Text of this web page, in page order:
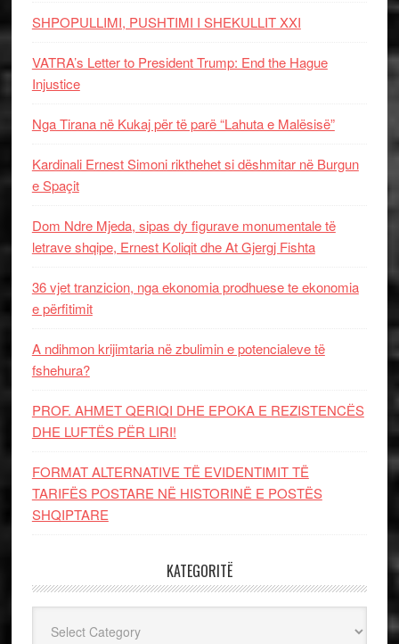
SHPOPULLIMI, PUSHTIMI I SHEKULLIT XXI
VATRA’s Letter to President Trump: End the Hague
Injustice
Nga Tirana në Kukaj për të parë “Lahuta e Malësisë”
Kardinali Ernest Simoni rikthehet si dëshmitar në Burgun
e Spaçit
Dom Ndre Mjeda, sipas dy figurave monumentale të
letrave shqipe, Ernest Koliqit dhe At Gjergj Fishta
36 vjet tranzicion, nga ekonomia prodhuese te ekonomia
e përfitimit
A ndihmon krijimtaria në zbulimin e potencialeve të
fshehura?
PROF. AHMET QERIQI DHE EPOKA E REZISTENCЁS
DHE LUFTЁS PЁR LIRI!
FORMAT ALTERNATIVE TË EVIDENTIMIT TË
TARIFËS POSTARE NË HISTORINË E POSTËS
SHQIPTARE
KATEGORITË